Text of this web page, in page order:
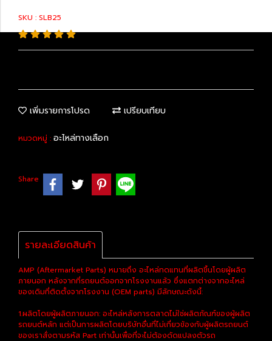
SKU : SLB25
เพิ่มรายการโปรด เปรียบเทียบ
หมวดหมู่ : อะไหล่ทางเลือก
Share
รายละเอียดสินค้า
AMP (Aftermarket Parts) หมายถึง อะไหล่ทดแทนที่ผลิตขึ้นโดยผู้ผลิต
ภายนอก หลังจากที่รถยนต์ออกจากโรงงานแล้ว ซึ่งแตกต่างจากอะไหล่
ของเดิมที่ติดตั้งจากโรงงาน (OEM parts) มีลักษณะดังนี้:
1.ผลิตโดยผู้ผลิตภายนอก: อะไหล่หลังการตลาดไม่ใช่ผลิตภัณฑ์ของผู้ผลิต
รถยนต์หลัก แต่เป็นการผลิตโดยบริษัทอื่นที่ไม่เกี่ยวข้องกับผู้ผลิตรถยนต์
ของเราสั่งตามรหัส Part เท่านั้นเพื่อที่จะไม่ต้องดัดแปลงตัวรถ